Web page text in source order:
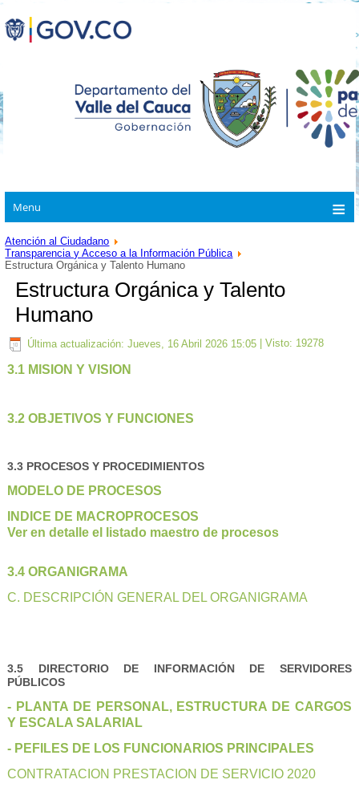
Menu
Atención al Ciudadano
Transparencia y Acceso a la Información Pública
Estructura Orgánica y Talento Humano
Estructura Orgánica y Talento
Humano
Última actualización: Jueves, 16 Abril 2026 15:05 | Visto: 19278
3.1 MISION Y VISION
3.2 OBJETIVOS Y FUNCIONES
3.3 PROCESOS Y PROCEDIMIENTOS
MODELO DE PROCESOS
INDICE DE MACROPROCESOS
Ver en detalle el listado maestro de procesos
3.4 ORGANIGRAMA
C. DESCRIPCIÓN GENERAL DEL ORGANIGRAMA
3.5 DIRECTORIO DE INFORMACIÓN DE SERVIDORES
PÚBLICOS
- PLANTA DE PERSONAL, ESTRUCTURA DE CARGOS
Y ESCALA SALARIAL
- PEFILES DE LOS FUNCIONARIOS PRINCIPALES
CONTRATACION PRESTACION DE SERVICIO 2020